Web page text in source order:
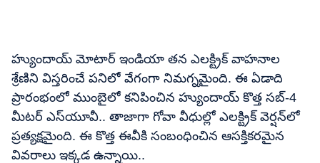
హ్యుందాయ్ మోటార్ ఇండియా తన ఎలక్ట్రిక్ వాహనాల
శ్రేణిని విస్తరించే పనిలో వేగంగా నిమగ్నమైంది. ఈ ఏడాది
ప్రారంభంలో ముంబైలో కనిపించిన హ్యుందాయ్ కొత్త సబ్-4
మీటర్ ఎస్‌యూవీ.. తాజాగా గోవా వీధుల్లో ఎలక్ట్రిక్ వెర్షన్‌లో
ప్రత్యక్షమైంది. ఈ కొత్త ఈవీకి సంబంధించిన ఆసక్తికరమైన
వివరాలు ఇక్కడ ఉన్నాయి..